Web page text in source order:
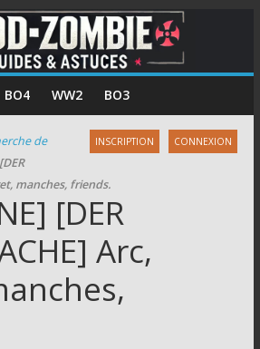
BO4 WW2 BO3
INSCRIPTION CONNEXION
de
manches, friends.
[DER
Arc,